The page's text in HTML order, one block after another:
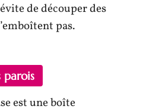
de découper des
pas.
parois
est une boîte